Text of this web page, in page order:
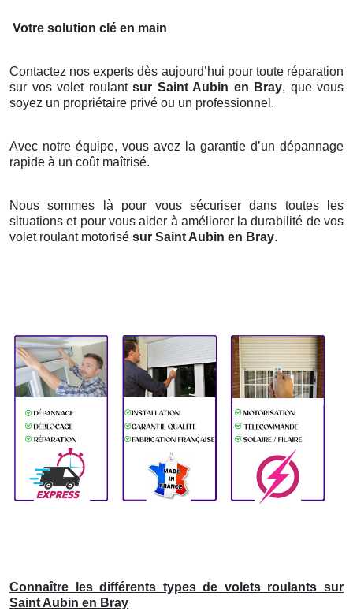
Votre solution clé en main
Contactez nos experts dès aujourd’hui pour toute réparation
sur vos volet roulant sur Saint Aubin en Bray, que vous
soyez un propriétaire privé ou un professionnel.
Avec notre équipe, vous avez la garantie d’un dépannage
rapide à un coût maîtrisé.
Nous sommes là pour vous sécuriser dans toutes les
situations et pour vous aider à améliorer la durabilité de vos
volet roulant motorisé sur Saint Aubin en Bray.
Connaître les différents types de volets roulants sur
Saint Aubin en Bray